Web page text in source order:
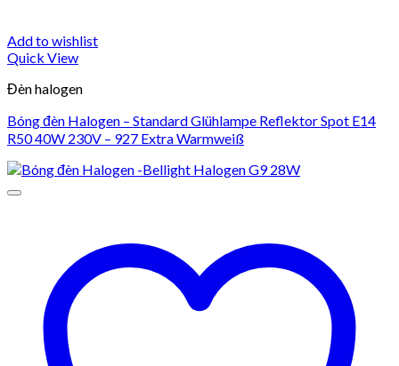
Add to wishlist
Quick View
Đèn halogen
Bóng đèn Halogen – Standard Glühlampe Reflektor Spot E14
R50 40W 230V – 927 Extra Warmweiß